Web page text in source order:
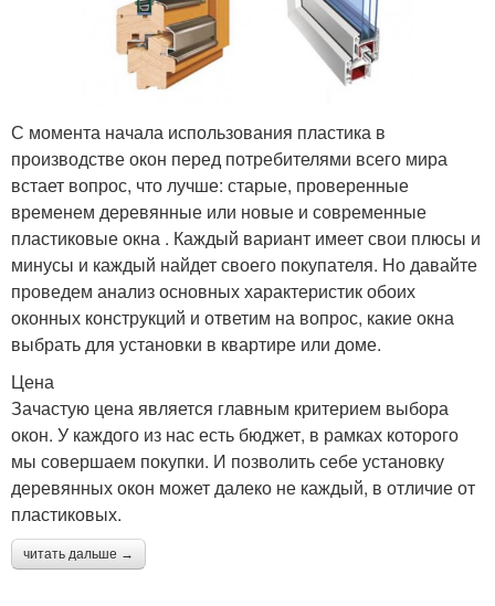
С момента начала использования пластика в
производстве окон перед потребителями всего мира
встает вопрос, что лучше: старые, проверенные
временем деревянные или новые и современные
пластиковые окна . Каждый вариант имеет свои плюсы и
минусы и каждый найдет своего покупателя. Но давайте
проведем анализ основных характеристик обоих
оконных конструкций и ответим на вопрос, какие окна
выбрать для установки в квартире или доме.
Цена
Зачастую цена является главным критерием выбора
окон. У каждого из нас есть бюджет, в рамках которого
мы совершаем покупки. И позволить себе установку
деревянных окон может далеко не каждый, в отличие от
пластиковых.
читать дальше →